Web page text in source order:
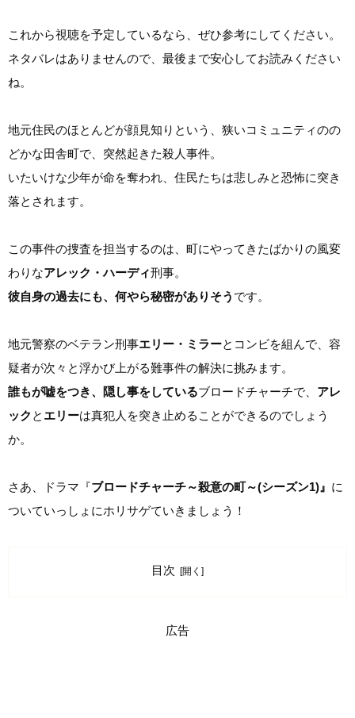
これから視聴を予定しているなら、ぜひ参考にしてください。
ネタバレはありませんので、最後まで安心してお読みください
ね。
地元住民のほとんどが顔見知りという、狭いコミュニティのの
どかな田舎町で、突然起きた殺人事件。
いたいけな少年が命を奪われ、住民たちは悲しみと恐怖に突き
落とされます。
この事件の捜査を担当するのは、町にやってきたばかりの風変
わりなアレック・ハーディ刑事。
彼自身の過去にも、何やら秘密がありそう です。
地元警察のベテラン刑事エリー・ミラーとコンビを組んで、容
疑者が次々と浮かび上がる難事件の解決に挑みます。
誰もが嘘をつき、隠し事をしているブロードチャーチで、 アレ
ック と エリーは真犯人を突き止めることができるのでしょう
か。
さあ、ドラマ『ブロードチャーチ～殺意の町～(シーズン1)』 に
ついていっしょにホリサゲていきましょう！
目次
広告